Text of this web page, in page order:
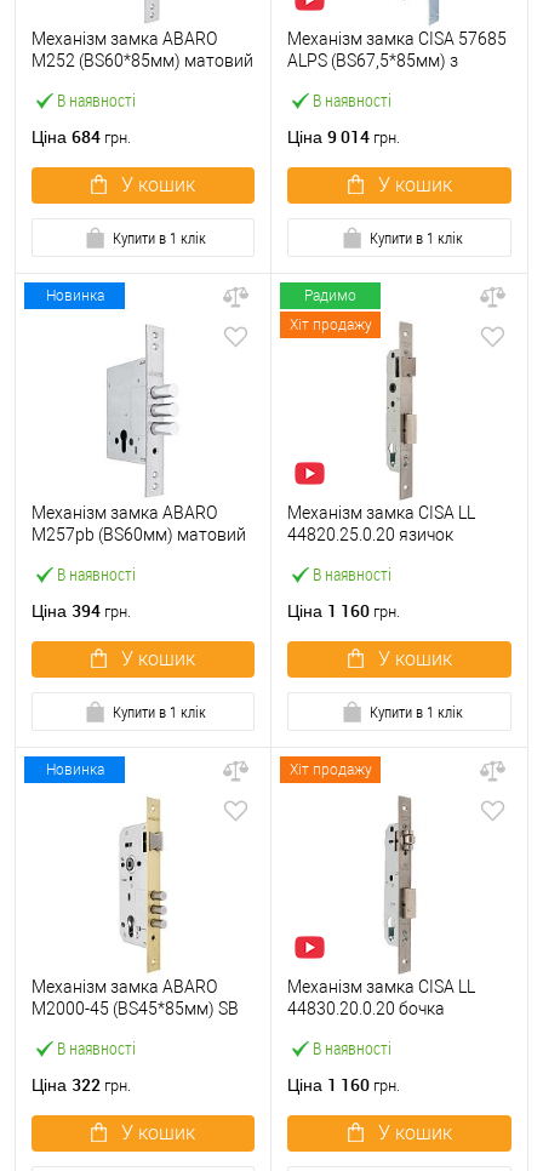
В наявності
Механізм замка ABARO
M252 (BS60*85мм) матовий
Ціна 684 грн.
У кошик
Купити в 1 клік
В наявності
Механізм замка CISA 57685
ALPS (BS67,5*85мм) з
матовий
Ціна 9 014 грн.
У кошик
Купити в 1 клік
Новинка
В наявності
Механізм замка ABARO
M257pb (BS60мм) матовий
планки
Ціна 394 грн.
У кошик
Купити в 1 клік
Радимо
Хіт продажу
В наявності
Механізм замка CISA LL
44820.25.0.20 язичок
нержавіюча сталь
Ціна 1 160 грн.
У кошик
Купити в 1 клік
Новинка
В наявності
Механізм замка ABARO
M2000-45 (BS45*85мм) SB
Ціна 322 грн.
У кошик
Хіт продажу
В наявності
Механізм замка CISA LL
44830.20.0.20 бочка
нержавіюча сталь
Ціна 1 160 грн.
У кошик